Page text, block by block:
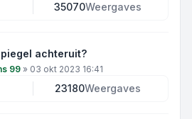
35070Weergaves
achteruit?
99» 03 okt 2023 16:41
23180Weergaves